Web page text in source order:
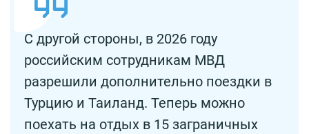
С другой стороны, в 2026 году
российским сотрудникам МВД
разрешили дополнительно поездки в
Турцию и Таиланд. Теперь можно
поехать на отдых в 15 заграничных